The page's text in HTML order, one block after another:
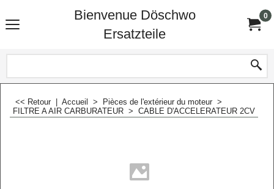
Bienvenue Döschwo
Ersatzteile
0
<< Retour Accueil > Pièces de l'extérieur du moteur >
FILTRE A AIR CARBURATEUR > CABLE D'ACCELERATEUR 2CV